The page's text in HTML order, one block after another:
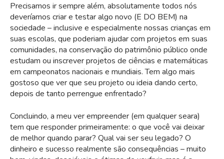
Precisamos ir sempre além, absolutamente todos nós
deveríamos criar e testar algo novo (E DO BEM) na
sociedade – inclusive e especialmente nossas crianças em
suas escolas, que poderiam ajudar com projetos em suas
comunidades, na conservação do patrimônio público onde
estudam ou inscrever projetos de ciências e matemáticas
em campeonatos nacionais e mundiais. Tem algo mais
gostoso que ver que seu projeto ou ideia dando certo,
depois de tanto perrengue enfrentado?
Concluindo, a meu ver empreender (em qualquer seara)
tem que responder primeiramente: o que você vai deixar
de melhor quando parar? Qual vai ser seu legado? O
dinheiro e sucesso realmente são consequências – muito